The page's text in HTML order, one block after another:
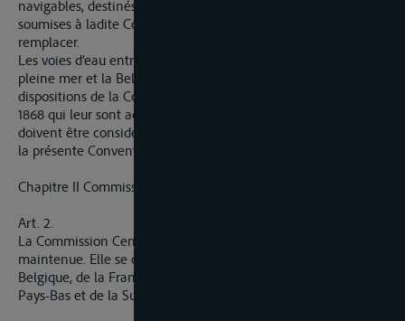
navigables, destinés à doubler toutes sections des voies d’eau
soumises à ladite Convention, à les améliorer ou les
remplacer.
Les voies d’eau entre Krimpen et Gorinchem d’une part et la
pleine mer et la Belgique d’autre part, restent soumises aux
dispositions de la Convention de Mannheim du 17 Octobre
1868 qui leur sont actuellement applicables. Ces dispositions
doivent être considérées comme faisant partie intégrante de
la présente Convention.
Chapitre II Commission Centrale pour la navigation du Rhin
Art. 2.
La Commission Centrale pour la Navigation du Rhin est
maintenue. Elle se compose de délégués de l’Allemagne, de la
Belgique, de la France, de la Grande-Bretagne, de l’Italie, des
Pays-Bas et de la Suisse.